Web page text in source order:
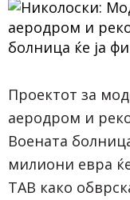
Проектот за
аеродром и
Воената
милиони евра
ТАВ како